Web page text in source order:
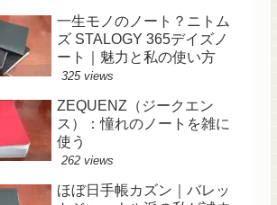
一生モノのノート？ニトム
ズ STALOGY 365デイズノ
ート｜魅力と私の使い方
325 views
ZEQUENZ（ジークエン
ス）：憧れのノートを雑に
使う
262 views
ほぼ日手帳カズン｜バレッ